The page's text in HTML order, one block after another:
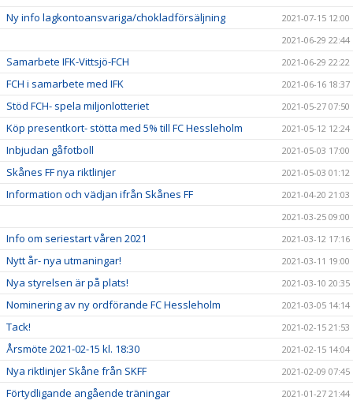
Ny info lagkontoansvariga/chokladförsäljning
2021-07-15 12:00
2021-06-29 22:44
Samarbete IFK-Vittsjö-FCH 2021-06-29 22:22
FCH i samarbete med IFK 2021-06-16 18:37
Stöd FCH- spela miljonlotteriet 2021-05-27 07:50
Köp presentkort- stötta med 5% till FC Hessleholm 2021-05-12 12:24
Inbjudan gåfotboll 2021-05-03 17:00
Skånes FF nya riktlinjer 2021-05-03 01:12
Information och vädjan ifrån Skånes FF
2021-04-20 21:03
2021-03-25 09:00
Info om seriestart våren 2021 2021-03-12 17:16
Nytt år- nya utmaningar! 2021-03-11 19:00
Nya styrelsen är på plats! 2021-03-10 20:35
Nominering av ny ordförande FC Hessleholm 2021-03-05 14:14
Tack! 2021-02-15 21:53
Årsmöte 2021-02-15 kl. 18:30 2021-02-15 14:04
Nya riktlinjer Skåne från SKFF 2021-02-09 07:45
Förtydligande angående träningar 2021-01-27 21:44